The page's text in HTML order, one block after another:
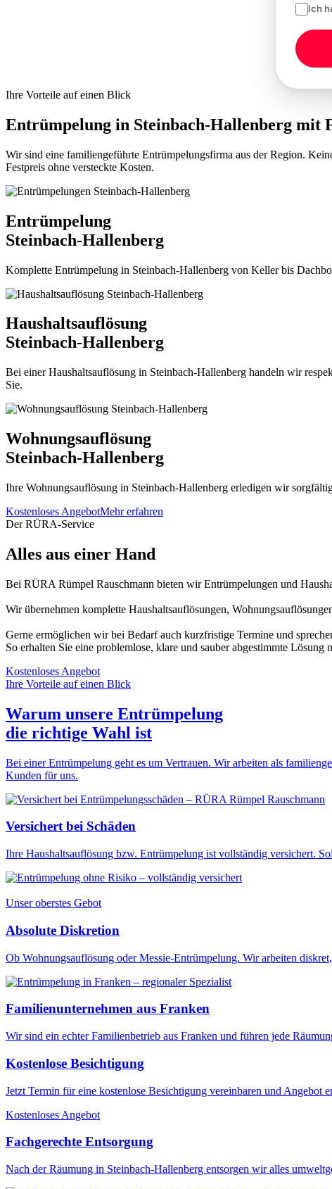
Ich
Ihre Vorteile auf einen Blick
Entrümpelung in Steinbach-Hallenberg mit
Wir sind eine familiengeführte Entrümpelungsfirma aus der Region.
Festpreis ohne versteckte Kosten.
Entrümpelung
Steinbach-Hallenberg
Komplette Entrümpelung in Steinbach-Hallenberg von Keller bis
Haushaltsauflösung
Steinbach-Hallenberg
Bei einer Haushaltsauflösung in Steinbach-Hallenberg handeln wir
Sie.
Wohnungsauflösung
Steinbach-Hallenberg
Ihre Wohnungsauflösung in Steinbach-Hallenberg erledigen wir
Kostenloses AngebotMehr erfahren
Der RÜRA-Service
Alles aus einer Hand
Bei RÜRA Rümpel Rauschmann bieten wir Entrümpelungen und
Wir übernehmen komplette Haushaltsauflösungen,
Gerne ermöglichen wir bei Bedarf auch kurzfristige Termine und
So erhalten Sie eine problemlose, klare und sauber abgestimmte
Kostenloses Angebot
Ihre Vorteile auf einen Blick
Warum unsere Entrümpelung
die richtige Wahl ist
Bei einer Entrümpelung geht es um Vertrauen. Wir arbeiten als
Kunden für uns.
Versichert bei Schäden
Ihre Haushaltsauflösung bzw. Entrümpelung ist vollständig versichert.
Unser oberstes Gebot
Absolute Diskretion
Ob Wohnungsauflösung oder Messie-Entrümpelung. Wir arbeiten
Familienunternehmen aus Franken
Wir sind ein echter Familienbetrieb aus Franken und führen jede
Kostenlose Besichtigung
Jetzt Termin für eine kostenlose Besichtigung vereinbaren und Angebot
Kostenloses Angebot
Fachgerechte Entsorgung
Nach der Räumung in Steinbach-Hallenberg entsorgen wir alles